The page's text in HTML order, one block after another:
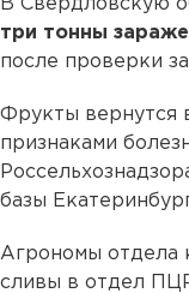
В Свердловскую
три тонны
после проверки
Фрукты вернутся
признаками
базы
Агрономы отдела
сливы в отдел